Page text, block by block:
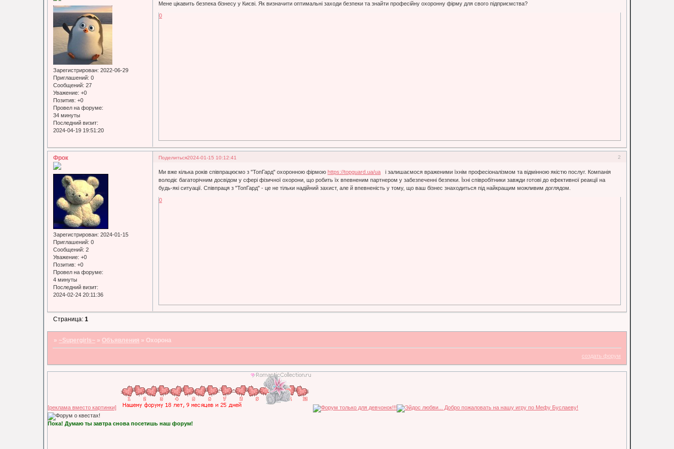
Зарегистрирован: 2022-06-29
Приглашений: 0
Сообщений: 27
Уважение: +0
Позитив: +0
Провел на форуме:
34 минуты
Последний визит:
2024-04-19 19:51:20
Мене цікавить безпека бізнесу у Києві. Як визначити оптимальні заходи безпеки та знайти професійну охоронну фірму для свого підприємства?
0
Поделиться 2
2024-01-15 10:12:41
Фрок
Зарегистрирован: 2024-01-15
Приглашений: 0
Сообщений: 2
Уважение: +0
Позитив: +0
Провел на форуме:
4 минуты
Последний визит:
2024-02-24 20:11:36
Ми вже кілька років співпрацюємо з "ТопГард" охоронною фірмоюhttps://topguard.ua/ua і залишаємося враженими їхнім професіоналізмом та відмінною якістю послуг. Компанія
володіє багаторічним досвідом у сфері фізичної охорони, що робить їх впевненим партнером у забезпеченні безпеки. Їхні співробітники завжди готові до ефективної реакції на
будь-які ситуації. Співпраця з "ТопГард" - це не тільки надійний захист, але й впевненість у тому, що ваш бізнес знаходиться під найкращим можливим доглядом.
0
Страница:1
» ~Supergirls~ » Объявления » Охорона
создать форум
[реклама вместо картинки]
Пока! Думаю ты завтра снова посетишь наш форум!